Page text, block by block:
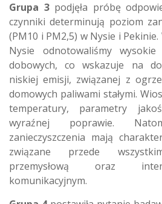
Grupa 3podjęła próbę
czynniki determinują poziom
(PM10 i PM2,5) w Nysie i
Nysie odnotowaliśmy
dobowych, co wskazuje na
niskiej emisji, związanej z
domowych paliwami stałymi.
temperatury, parametry
wyraźnej poprawie.
zanieczyszczenia mają
związane przede
przemysłową oraz
komunikacyjnym.